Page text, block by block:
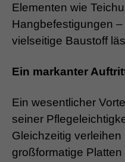
Elementen wie
Hangbefestigungen
vielseitige Baustoff
Ein markanter
Ein wesentlicher
seiner
Gleichzeitig
großformatige